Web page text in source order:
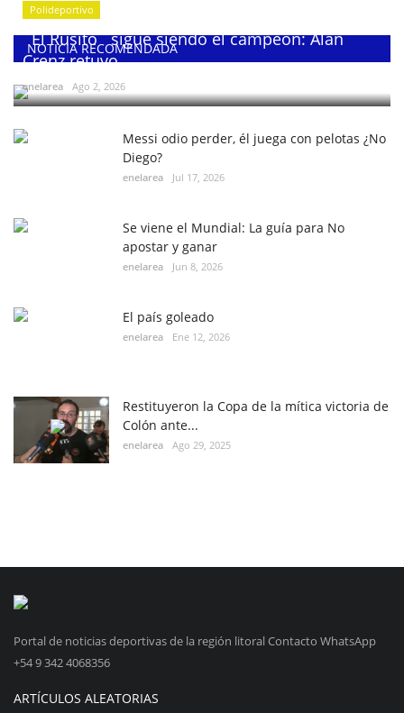
NOTICIA RECOMENDADA
Polideportivo
¨El Rusito¨ sigue siendo el campeón: Alan
Crenz retuvo...
enelarea Ago 2, 2026
Messi odio perder, él juega con pelotas ¿No
Diego?
enelarea Jul 17, 2026
Se viene el Mundial: La guía para No
apostar y ganar
enelarea Jun 8, 2026
El país goleado
enelarea Ene 12, 2026
Restituyeron la Copa de la mítica victoria de
Colón ante...
enelarea Ago 29, 2025
Portal de noticias deportivas de la región litoral Contacto WhatsApp
+54 9 342 4068356
ARTÍCULOS ALEATORIAS